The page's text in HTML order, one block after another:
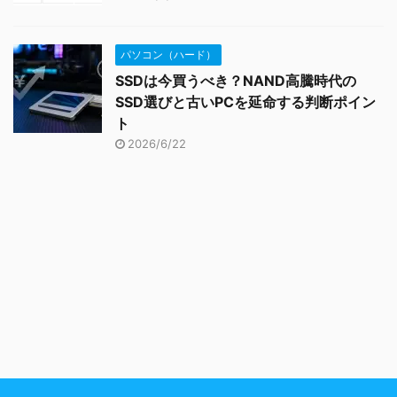
パソコン（ハード）
SSDは今買うべき？NAND高騰時代の
SSD選びと古いPCを延命する判断ポイン
ト
2026/6/22